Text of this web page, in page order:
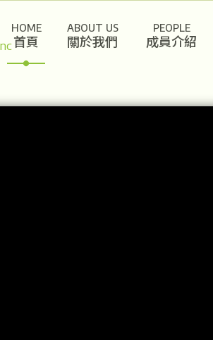
首頁
HOME
關於我們
ABOUT US
成員介紹
PEOPLE